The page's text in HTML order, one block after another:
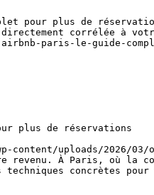
pour plus de
corrélée à
paris-le-guide-
plus de réservations
uploads/2026/
À Paris, où la
techniques concrètes